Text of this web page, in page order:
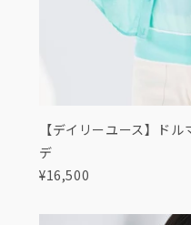
【デイリーユース】ド
デ
¥16,500